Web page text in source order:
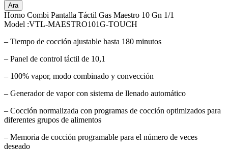
Ara
Horno Combi Pantalla Táctil Gas Maestro 10 Gn 1/1
Model :VTL-MAESTRO101G-TOUCH
– Tiempo de cocción ajustable hasta 180 minutos
– Panel de control táctil de 10,1
– 100% vapor, modo combinado y convección
– Generador de vapor con sistema de llenado automático
– Cocción normalizada con programas de cocción optimizados para
diferentes grupos de alimentos
– Memoria de cocción programable para el número de veces
deseado